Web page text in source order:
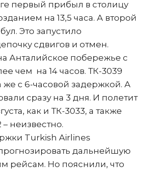
первый прибыл в столицу
на 13,5 часа. А второй
Это запустило
сдвигов и отмен.
Анталийское побережье с
чем на 14 часов. ТК-3039
же с 6-часовой задержкой. А
сразу на 3 дня. И полетит
как и ТК-3033, а также
неизвестно.
Turkish Airlines
дальнейшую
рейсам. Но пояснили, что